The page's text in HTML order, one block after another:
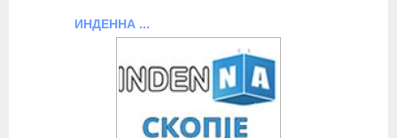
ИНДЕННА ...